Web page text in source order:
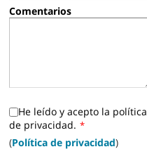
Comentarios
He leído y acepto la política
de privacidad. *
(Política de privacidad)